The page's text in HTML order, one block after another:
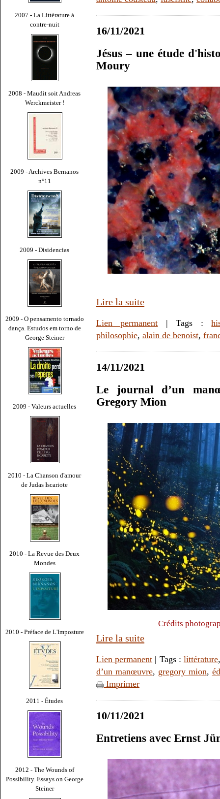
2007 - La Littérature à
contre-nuit
2008 - Maudit soit Andreas
Werckmeister !
2009 - Archives Bernanos
n°11
2009 - Disidencias
2009 - O pensamento tornado
dança. Estudos em torno de
George Steiner
2009 - Valeurs actuelles
2010 - La Chanson d'amour
de Judas Iscariote
2010 - La Revue des Deux
Mondes
2010 - Préface de L'Imposture
2011 - Études
2012 - The Wounds of
Possibility. Essays on George
Steiner
16/11/2021
Jésus – une étude
Moury
Lire la suite
Lien permanent | Tags :
philosophie, alain de benoist,
14/11/2021
Le journal d’un
Gregory Mion
Crédits
Lire la suite
Lien permanent | Tags : littérature
d’un manœuvre, gregory mion,
Imprimer
10/11/2021
Entretiens avec Ernst